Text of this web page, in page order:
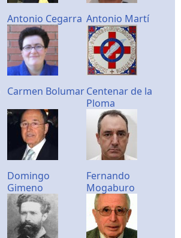
Antonio Cegarra Antonio Martí
Carmen BolumarCentenar de la
Ploma
Domingo
Gimeno
Fernando
Mogaburo